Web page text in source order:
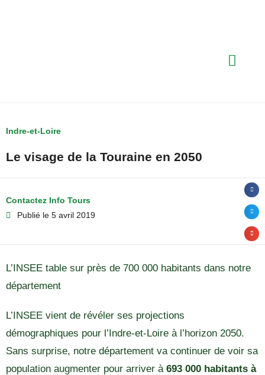
Indre-et-Loire
Le visage de la Touraine en 2050
Contactez Info Tours
Publié le 5 avril 2019
L’INSEE table sur près de 700 000 habitants dans notre
département
L’INSEE vient de révéler ses projections
démographiques pour l’Indre-et-Loire à l’horizon 2050.
Sans surprise, notre département va continuer de voir sa
population augmenter pour arriver à 693 000 habitants à